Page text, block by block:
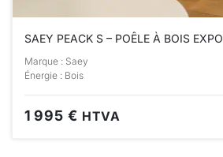
SAEY PEACK S – POÊLE À BOIS EXPO
Marque : Saey
Énergie : Bois
1 995 € HTVA